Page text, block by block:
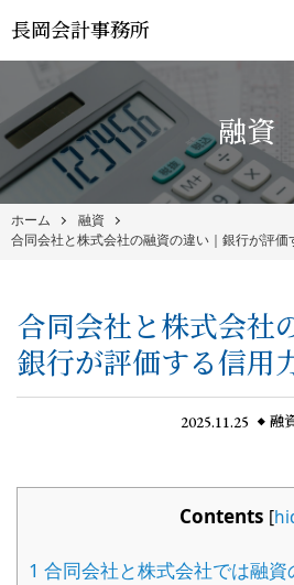
長岡会計事務所
融資
ホーム
融資
合同会社と株式会社の融資の違い｜銀行が評価
合同会社と株式会社
銀行が評価する信用
2025.11.25 融
Contents [
1 合同会社と株式会社では融